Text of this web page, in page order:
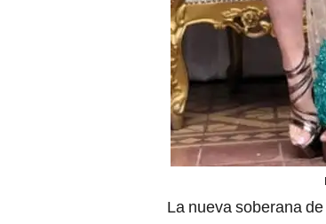
La nueva soberana